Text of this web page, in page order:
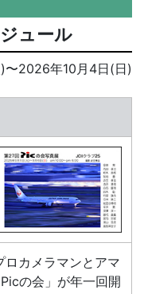
ュール
〜2026年10月4日(日)
カメラマンとアマ
の会」が年一回開